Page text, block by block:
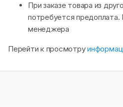
При заказе товара из
потребуется
менеджера
Перейти к просмотру